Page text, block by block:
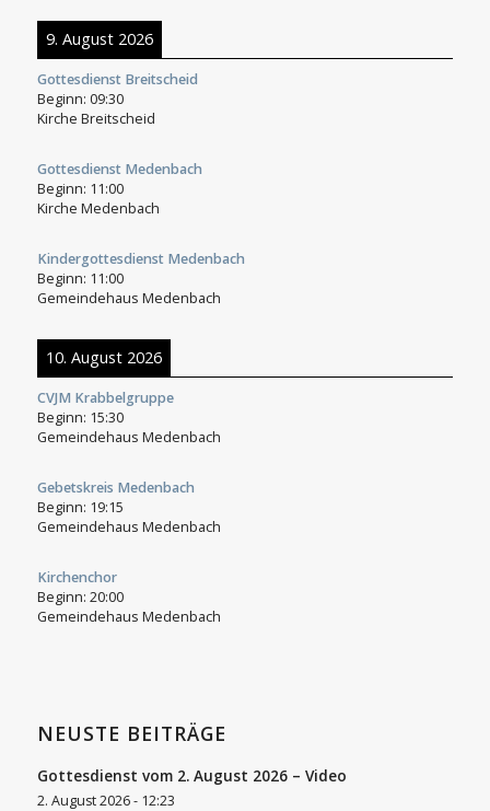
9. August 2026
Gottesdienst Breitscheid
Beginn: 09:30
Kirche Breitscheid
Gottesdienst Medenbach
Beginn: 11:00
Kirche Medenbach
Kindergottesdienst Medenbach
Beginn: 11:00
Gemeindehaus Medenbach
10. August 2026
CVJM Krabbelgruppe
Beginn: 15:30
Gemeindehaus Medenbach
Gebetskreis Medenbach
Beginn: 19:15
Gemeindehaus Medenbach
Kirchenchor
Beginn: 20:00
Gemeindehaus Medenbach
NEUSTE BEITRÄGE
Gottesdienst vom 2. August 2026 – Video
2. August 2026 - 12:23